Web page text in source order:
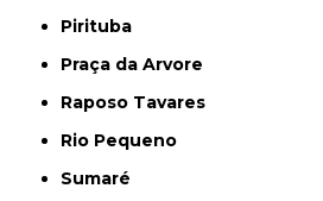
Pirituba
Praça da Arvore
Raposo Tavares
Rio Pequeno
Sumaré